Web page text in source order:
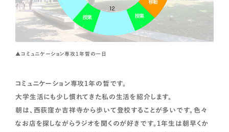
▲コミュニケーション専攻1年晳の一日
コミュニケーション専攻1年の晳です。
大学生活にも少し慣れてきた私の生活を紹介します。
朝は、西荻窪か吉祥寺から歩いて登校することが多いです。色々
なお店を探しながらラジオを聞くのが好きです。1年生は朝早くか